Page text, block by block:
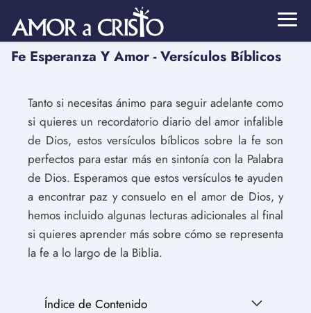
Fe Esperanza Y Amor - Versículos Bíblicos
Tanto si necesitas ánimo para seguir adelante como
si quieres un recordatorio diario del amor infalible
de Dios, estos versículos bíblicos sobre la fe son
perfectos para estar más en sintonía con la Palabra
de Dios. Esperamos que estos versículos te ayuden
a encontrar paz y consuelo en el amor de Dios, y
hemos incluido algunas lecturas adicionales al final
si quieres aprender más sobre cómo se representa
la fe a lo largo de la Biblia.
Índice de Contenido